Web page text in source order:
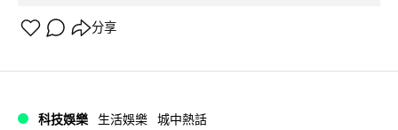
分享
科技娛樂 生活娛樂 城中熱話